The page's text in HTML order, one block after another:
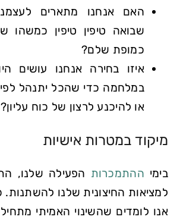
האם אנחנו מתארים
שבואה טיפין טיפין כמשהו
כמופת שלם?
איזו בחירה אנחנו עושים
במלחמה כדי שהכל יתנהל לפי
או להיכנע לרצון של כוח עליון?
מיקוד במטרות אישיות
בימי ההתמכרות הפעילה שלנו,
למציאות החיצונית שלנו להשתנות.
אנו לומדים שהשינוי האמיתי